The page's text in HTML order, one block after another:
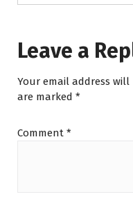
Leave a
Your email address
are marked *
Comment *